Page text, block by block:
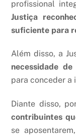
profissional
Justiça
suficiente para
Além disso, a
necessidade
para conceder a
Diante disso,
contribuintes
se aposentarem,